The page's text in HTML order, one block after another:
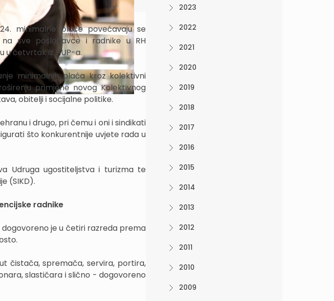
minimalne plaće povećavaju se
sve poslodavce i radnike u RH
u četvrtak iz HUP-a.
minimalnih plaća kroz kolektivni
primjene novog Kolektivnog
obitelji i socijalne politike.
i drugo, pri čemu i oni i sindikati
što konkurentnije uvjete rada u
Udruga ugostiteljstva i turizma te
(SIKD).
radnike
je u četiri razreda prema
čistača, spremača, servira, portira,
slastičara i slično - dogovoreno
2023
2022
2021
2020
2019
2018
2017
2016
2015
2014
2013
2012
2011
2010
2009